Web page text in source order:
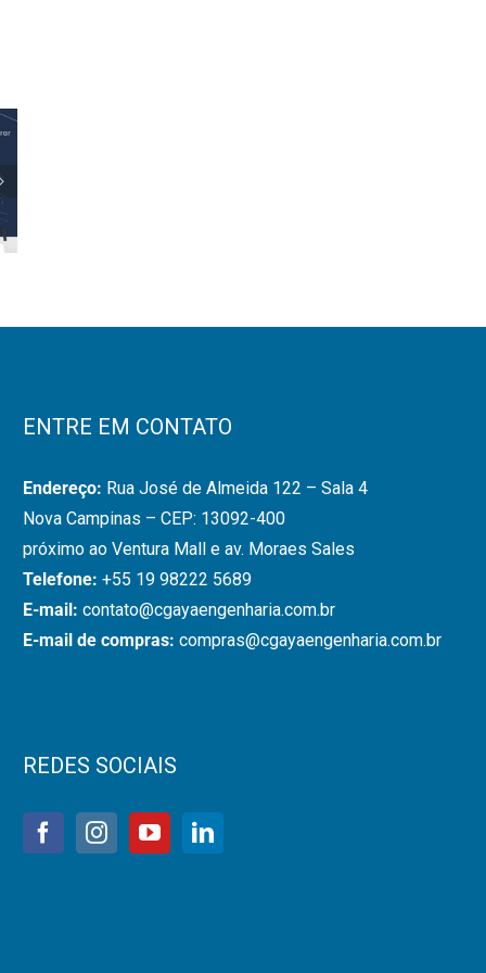
ENTRE EM CONTATO
Endereço: Rua José de Almeida 122 – Sala 4
Nova Campinas – CEP: 13092-400
próximo ao Ventura Mall e av. Moraes Sales
Telefone: +55 19 98222 5689
E-mail:contato@cgayaengenharia.com.br
E-mail de compras:compras@cgayaengenharia.com.br
REDES SOCIAIS